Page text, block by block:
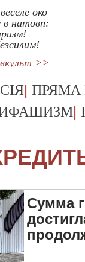
око
в натовп:
>>
| ПРЯМА
|
Сумма